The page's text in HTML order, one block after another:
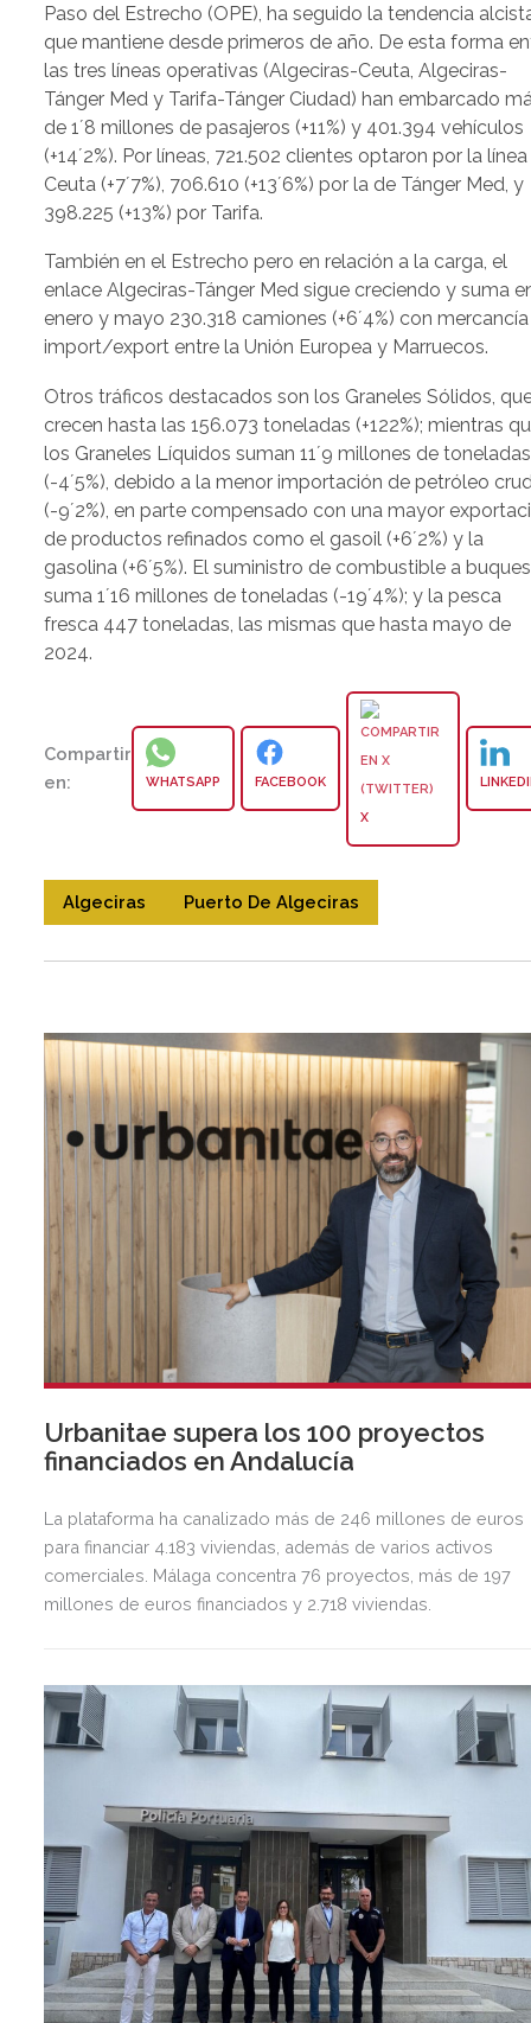
Paso del Estrecho (OPE), ha seguido la tendencia
que mantiene desde primeros de año. De esta forma
las tres líneas operativas (Algeciras-Ceuta, Algeciras-
Tánger Med y Tarifa-Tánger Ciudad) han embarcado
de 1´8 millones de pasajeros (+11%) y 401.394 vehículos
(+14´2%). Por líneas, 721.502 clientes optaron por la
Ceuta (+7´7%), 706.610 (+13´6%) por la de Tánger Med, y
398.225 (+13%) por Tarifa.
También en el Estrecho pero en relación a la carga, el
enlace Algeciras-Tánger Med sigue creciendo y suma
enero y mayo 230.318 camiones (+6´4%) con mercancía
import/export entre la Unión Europea y Marruecos.
Otros tráficos destacados son los Graneles Sólidos,
crecen hasta las 156.073 toneladas (+122%); mientras
los Graneles Líquidos suman 11´9 millones de toneladas
(-4´5%), debido a la menor importación de petróleo
(-9´2%), en parte compensado con una mayor
de productos refinados como el gasoil (+6´2%) y la
gasolina (+6´5%). El suministro de combustible a buques
suma 1´16 millones de toneladas (-19´4%); y la pesca
fresca 447 toneladas, las mismas que hasta mayo de
2024.
Compartir
en:
WHATSAPP FACEBOOK
X
Algeciras Puerto De Algeciras
Urbanitae supera los 100 proyectos
financiados en Andalucía
La plataforma ha canalizado más de 246 millones de euros
para financiar 4.183 viviendas, además de varios activos
comerciales. Málaga concentra 76 proyectos, más de 197
millones de euros financiados y 2.718 viviendas.